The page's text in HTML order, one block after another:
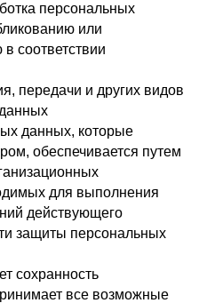
персональных
или
соответствии
передачи и других видов
данных, которые
обеспечивается путем
для выполнения
действующего
защиты персональных
сохранность
все возможные